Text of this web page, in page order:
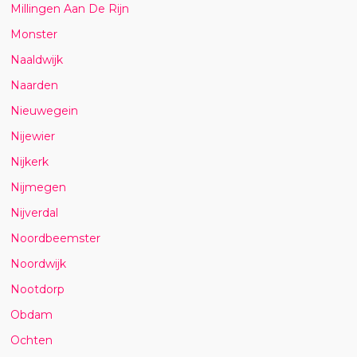
Millingen Aan De Rijn
Monster
Naaldwijk
Naarden
Nieuwegein
Nijewier
Nijkerk
Nijmegen
Nijverdal
Noordbeemster
Noordwijk
Nootdorp
Obdam
Ochten